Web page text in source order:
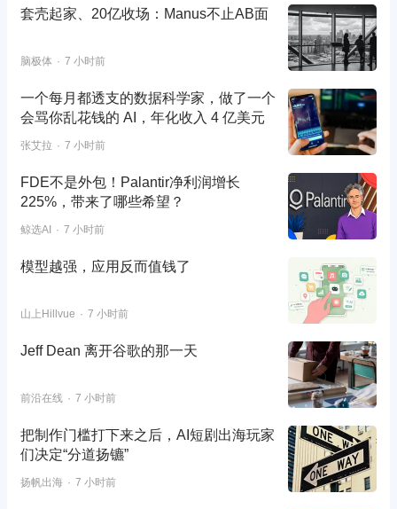
套壳起家、20亿收场：Manus不止AB面
脑极体 7 小时前
一个每月都透支的数据科学家，做了一个
会骂你乱花钱的 AI，年化收入 4 亿美元
张艾拉 7 小时前
FDE不是外包！Palantir净利润增长
225%，带来了哪些希望？
鲸选AI 7 小时前
模型越强，应用反而值钱了
山上Hillvue 7 小时前
Jeff Dean 离开谷歌的那一天
前沿在线 7 小时前
把制作门槛打下来之后，AI短剧出海玩家
们决定“分道扬镳”
扬帆出海 7 小时前